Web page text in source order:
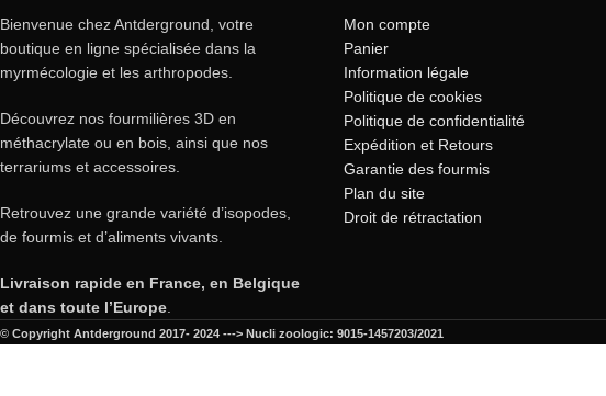
Bienvenue chez Antderground, votre
boutique en ligne spécialisée dans la
myrmécologie et les arthropodes.
Découvrez nos fourmilières 3D en
méthacrylate ou en bois, ainsi que nos
terrariums et accessoires.
Retrouvez une grande variété d’isopodes,
de fourmis et d’aliments vivants.
Livraison rapide en France, en Belgique
et dans toute l’Europe
Mon compte
Panier
Information légale
Politique de cookies
Politique de confidentialité
Expédition et Retours
Garantie des fourmis
Plan du site
Droit de rétractation
© Copyright Antderground 2017- 2024 ---> Nucli zoologic: 9015-1457203/2021